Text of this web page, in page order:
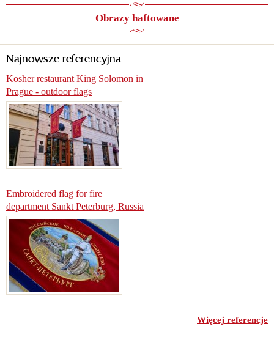
Obrazy haftowane
Najnowsze referencyjna
Kosher restaurant King Solomon in
Prague - outdoor flags
Embroidered flag for fire
department Sankt Peterburg, Russia
Więcej referencje